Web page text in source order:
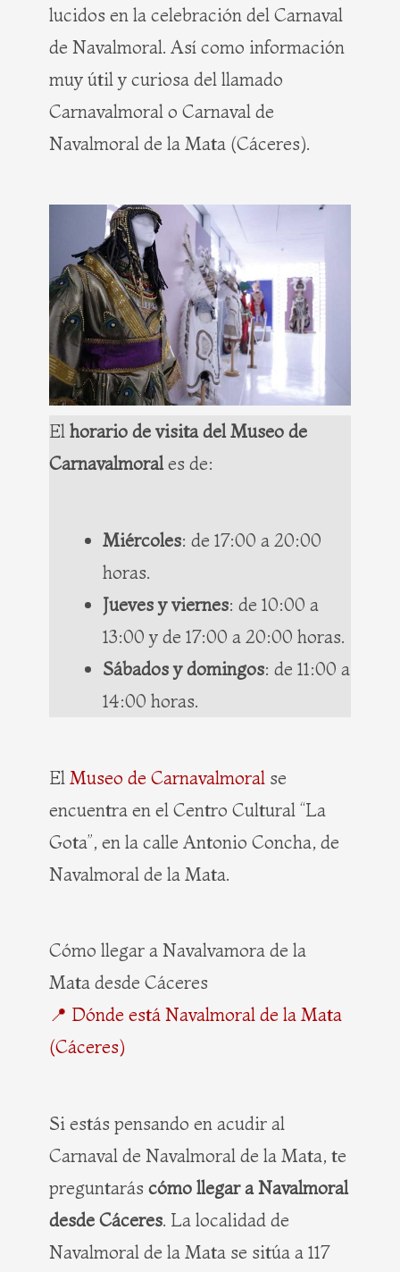
lucidos en la celebración del Carnaval
de Navalmoral. Así como información
muy útil y curiosa del llamado
Carnavalmoral o Carnaval de
Navalmoral de la Mata (Cáceres).
El horario de visita del Museo de
Carnavalmorales de:
Miércoles: de 17:00 a 20:00
horas.
Jueves y viernes: de 10:00 a
13:00 y de 17:00 a 20:00 horas.
Sábados y domingos: de 11:00 a
14:00 horas.
El Museo de Carnavalmoral se
encuentra en el Centro Cultural “La
Gota”, en la calle Antonio Concha, de
Navalmoral de la Mata.
Cómo llegar a Navalvamora de la
Mata desde Cáceres
📍 Dónde está Navalmoral de la Mata
(Cáceres)
Si estás pensando en acudir al
Carnaval de Navalmoral de la Mata, te
preguntarás cómo llegar a Navalmoral
desde Cáceres. La localidad de
Navalmoral de la Mata se sitúa a 117